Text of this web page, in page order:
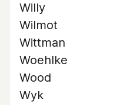
Willy
Wilmot
Wittman
Woehlke
Wood
Wyk